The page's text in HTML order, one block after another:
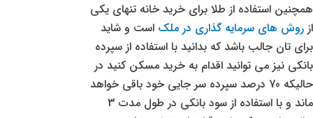
همچنین استفاده از طلا برای خرید خانه تنهای یکی
از روش های سرمایه گذاری در ملک است و شاید
برای تان جالب باشد که بدانید با استفاده از سپرده
بانکی نیز می توانید اقدام به خرید مسکن کنید در
حالیکه 70 درصد سپرده سر جایی خود باقی خواهد
ماند و با استفاده از سود بانکی در طول مدت 3